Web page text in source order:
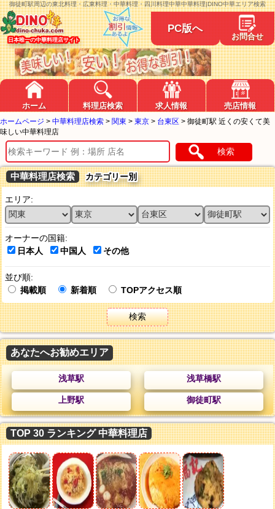
御徒町駅周辺の東北料理・広東料理・中華料理・四川料理中華中華料理|DINO中華エリア検索
日本唯一の中華料理店サイト
PC版へ
お問合せ
ホーム 料理店検索 求人情報 売店情報
ホームページ > 中華料理店検索 > 関東 > 東京 > 台東区 > 御徒町駅 近くの安くて美
味しい中華料理店
検索
中華料理店検索 カテゴリー別
エリア:
オーナーの国籍:
日本人
中国人 その他
並び順:
掲載順
新着順 TOPアクセス順
検索
あなたへお勧めエリア
浅草駅 浅草橋駅
上野駅 御徒町駅
TOP 30 ランキング 中華料理店